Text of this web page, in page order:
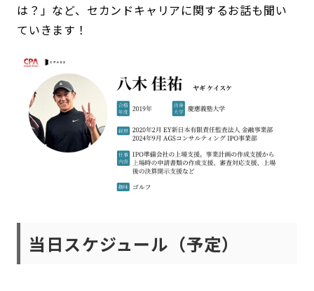
は？」など、セカンドキャリアに関するお話も聞い
ていきます！
当日スケジュール（予定）